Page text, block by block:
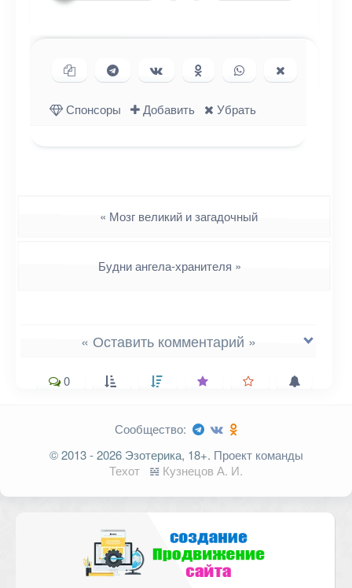
Копировать ссылку
Поделиться в Telegram
Поделиться ВКонтакте
Поделиться в
Одноклассниках
Поделиться в
WhatsApp
в X (Twitter)
Спонсоры
Добавить Убрать
« Мозг великий и загадочный
Будни ангела-хранителя »
« Оставить комментарий »
Ваш адрес email не будет
опубликован.
Обязательные поля
Комментарий
0
Сообщество:
© 2013 - 2026 Эзотерика, 18+. Проект команды
Техот
𝌴 Кузнецов А. И.